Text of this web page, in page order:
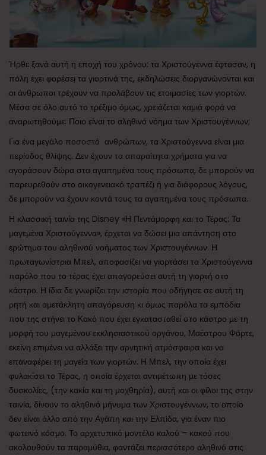
Ήρθε ξανά αυτή η εποχή του χρόνου: τα Χριστούγεννα έφτασαν, η
πόλη έχει φορέσει τα γιορτινά της, εκδηλώσεις διοργανώνονται και
οι άνθρωποι τρέχουν να προλάβουν τις ετοιμασίες των γιορτών.
Μέσα σε όλο αυτό το τρέξιμο όμως, χρειάζεται καμιά φορά να
αναρωτηθούμε: Ποιο είναι το αληθινό νόημα των Χριστουγέννων;
Για ένα μεγάλο ποσοστό ανθρώπων, τα Χριστούγεννα είναι μια
περίοδος θλίψης. Δεν έχουν τα απαραίτητα χρήματα για να
αγοράσουν δώρα στα αγαπημένα τους πρόσωπα, δε μπορούν να
παρευρεθούν στο οικογενειακό τραπέζι ή για διάφορους λόγους,
δε μπορούν να έχουν κοντά τους τα αγαπημένα τους πρόσωπα.
Η κλασσική ταινία της Disney «Η Πεντάμορφη και το Τέρας: Τα
μαγεμένα Χριστούγεννα», έρχεται να δώσει μια απάντηση στο
ερώτημα του αληθινού νοήματος των Χριστουγέννων. Η
πρωταγωνίστρια Μπελ, αποφασίζει να γιορτάσει τα Χριστούγεννα
παρόλο που το τέρας έχει απαγορεύσει αυτή τη γιορτή στο
κάστρο. Η ίδια δε γνωρίζει την ιστορία που οδήγησε σε αυτή τη
ρητή και αμετάκλητη απαγόρευση κι όμως παρόλα τα εμπόδια
που της στήνει το Κακό που έχει εγκατασταθεί στο κάστρο με τη
μορφή του μαγεμένου εκκλησιαστικού οργάνου, Μαέστρου Φόρτε,
εκείνη επιμένει να αλλάξει την αρνητική ατμόσφαιρα και να
επαναφέρει τη μαγεία των γιορτών. Η Μπελ, την οποία έχει
φυλακίσει το Τέρας, η οποία έρχεται αντιμέτωπη με τόσες
δυσκολίες, (την κακία και τη μοχθηρία), αυτή και οι φίλοι της στην
ταινία, δίνουν το αληθινό μήνυμα των Χριστουγέννων, το οποίο
δεν είναι άλλο από την Αγάπη και την Ελπίδα, για έναν πιο
φωτεινό κόσμο. Το αρχετυπικό μοντέλο καλού – κακού που
ακολουθούν τα παραμύθια, φαντάζει περισσότερο αληθινό στις